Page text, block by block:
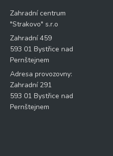
Zahradní centrum
"Strakovo" s.r.o
Zahradní 459
593 01 Bystřice nad
Pernštejnem
Adresa provozovny:
Zahradní 291
593 01 Bystřice nad
Pernštejnem